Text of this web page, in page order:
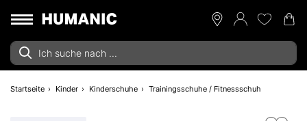
Startseite Kinder Kinderschuhe Trainingsschuhe / Fitnessschuh